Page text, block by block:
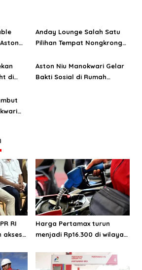
Anday Lounge Salah Satu
Pilihan Tempat Nongkrong
di
Aston Niu Manokwari Gelar
Bakti Sosial di Rumah
RI
akses
Harga Pertamax turun
menjadi Rp16.300 di wilayah